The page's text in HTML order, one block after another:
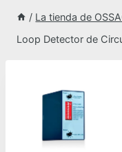
/ La tienda de
Loop Detector de